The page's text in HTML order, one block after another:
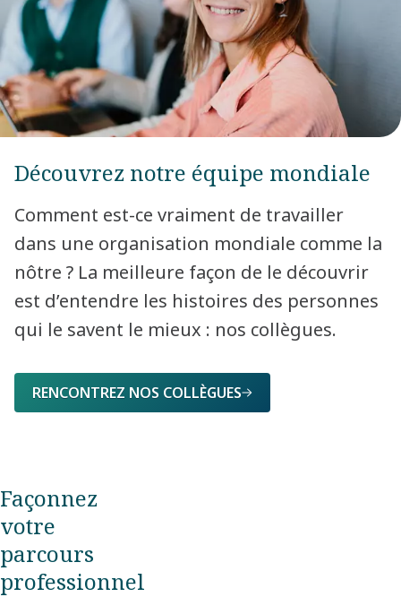
Découvrez notre équipe mondiale
Comment est-ce vraiment de travailler
dans une organisation mondiale comme la
nôtre ? La meilleure façon de le découvrir
est d’entendre les histoires des personnes
qui le savent le mieux : nos collègues.
RENCONTREZ NOS COLLÈGUES
Façonnez
votre
parcours
professionnel